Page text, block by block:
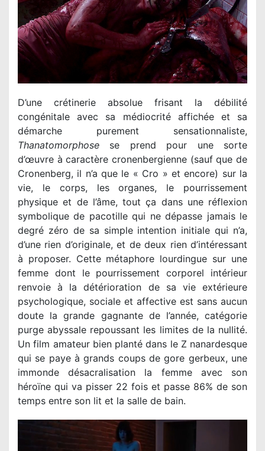
D’une crétinerie absolue frisant la débilité
congénitale avec sa médiocrité affichée et sa
démarche purement sensationnaliste,
Thanatomorphose se prend pour une sorte
d’œuvre à caractère cronenbergienne (sauf que de
Cronenberg, il n’a que le « Cro » et encore) sur la
vie, le corps, les organes, le pourrissement
physique et de l’âme, tout ça dans une réflexion
symbolique de pacotille qui ne dépasse jamais le
degré zéro de sa simple intention initiale qui n’a,
d’une rien d’originale, et de deux rien d’intéressant
à proposer. Cette métaphore lourdingue sur une
femme dont le pourrissement corporel intérieur
renvoie à la détérioration de sa vie extérieure
psychologique, sociale et affective est sans aucun
doute la grande gagnante de l’année, catégorie
purge abyssale repoussant les limites de la nullité.
Un film amateur bien planté dans le Z nanardesque
qui se paye à grands coups de gore gerbeux, une
immonde désacralisation la femme avec son
héroïne qui va pisser 22 fois et passe 86% de son
temps entre son lit et la salle de bain.